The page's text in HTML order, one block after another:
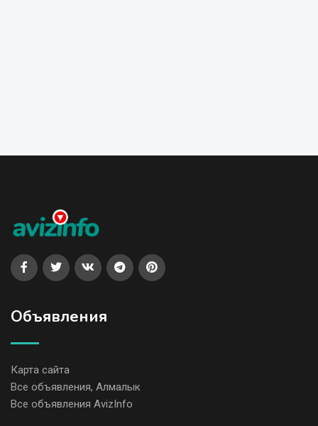
Объявления
Карта сайта
Все объявления, Алмалык
Все объявления AvizInfo